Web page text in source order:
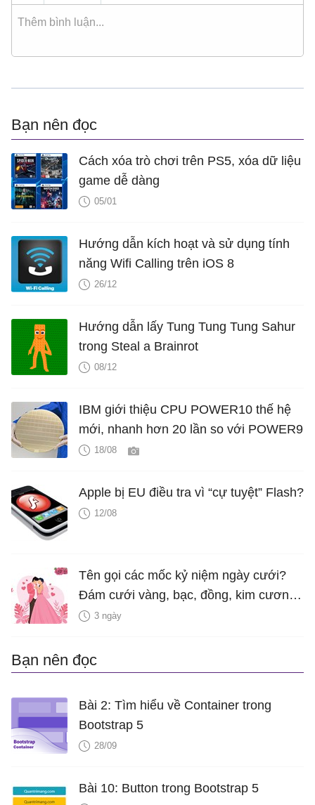
Bạn nên đọc
Cách xóa trò chơi trên PS5, xóa dữ liệu
game dễ dàng
05/01
Hướng dẫn kích hoạt và sử dụng tính
năng Wifi Calling trên iOS 8
26/12
Hướng dẫn lấy Tung Tung Tung Sahur
trong Steal a Brainrot
08/12
IBM giới thiệu CPU POWER10 thế hệ
mới, nhanh hơn 20 lần so với POWER9
18/08
Apple bị EU điều tra vì “cự tuyệt” Flash?
12/08
Tên gọi các mốc kỷ niệm ngày cưới?
Đám cưới vàng, bạc, đồng, kim cương
là bao nhiêu năm?
3 ngày
Bạn nên đọc
Bài 2: Tìm hiểu về Container trong
Bootstrap 5
28/09
Bài 10: Button trong Bootstrap 5